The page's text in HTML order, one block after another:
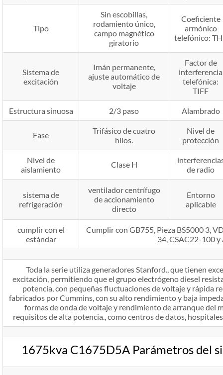
Tipo
Sin escobillas,
rodamiento único,
campo magnético
giratorio
Coeficiente
armónico
telefónico:
Sistema de
excitación
Imán permanente,
ajuste automático de
voltaje
Factor de
interferencia
telefónica:
TIFF
Estructura sinuosa 2/3 paso Alambrado
Fase
Trifásico de cuatro
hilos.
Nivel de
protección
Nivel de
aislamiento
Clase H
de radio
sistema de
refrigeración
ventilador centrífugo
de accionamiento
directo
Entorno
aplicable
cumplir con el
estándar
Cumplir con GB755, Pieza BS5000 3,
34, CSAC22-100 y
Toda la serie utiliza generadores Stanford., que tienen
excitación, permitiendo que el grupo electrógeno diesel
potencia, con pequeñas fluctuaciones de voltaje y rápida
fabricados por Cummins, con su alto rendimiento y baja
formas de onda de voltaje y rendimiento de arranque del
requisitos de alta potencia., como centros de datos,
1675kva C1675D5A Parámetros del